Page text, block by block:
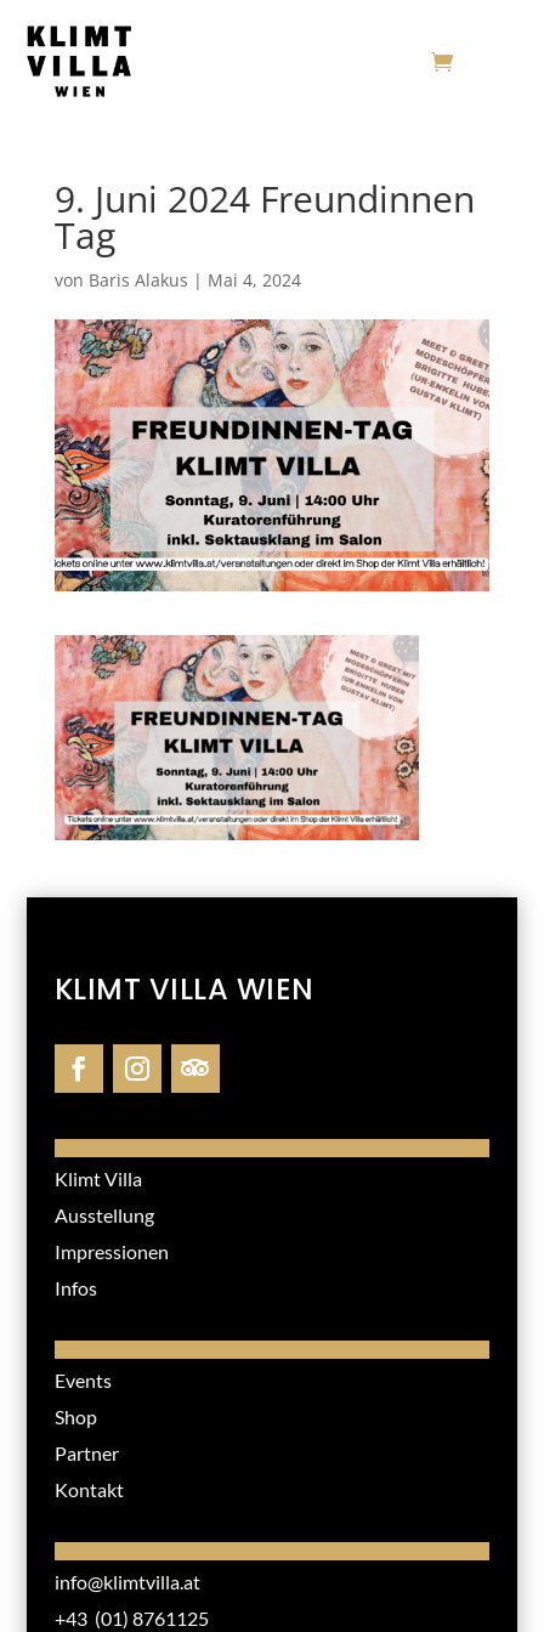
9. Juni 2024 Freundinnen
Tag
von Baris Alakus | Mai 4, 2024
KLIMT VILLA WIEN
Klimt Villa
Ausstellung
Impressionen
Infos
Events
Shop
Partner
Kontakt
info@klimtvilla.at
+43 (01) 8761125